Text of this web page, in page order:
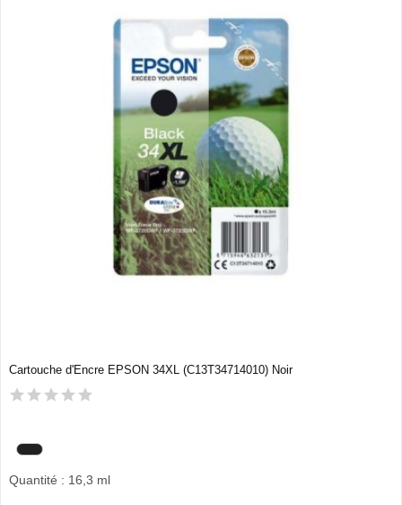
Cartouche d'Encre EPSON 34XL (C13T34714010) Noir
Quantité : 16,3 ml